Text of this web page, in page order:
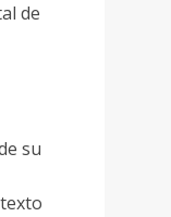
de
su